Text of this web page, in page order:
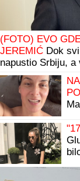
(FOTO) EVO
JEREMIĆ Dok
napustio Srbiju,
bio savršen"